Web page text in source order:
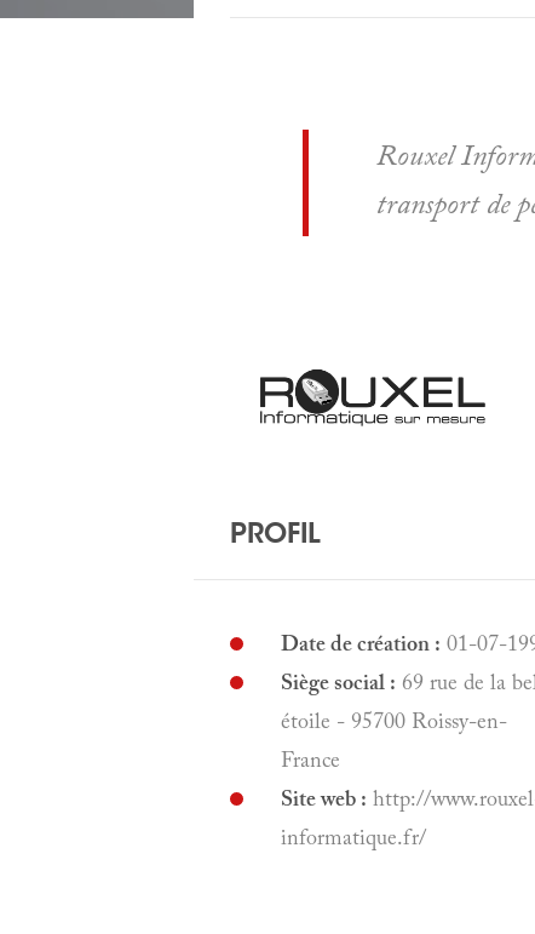
Rouxel
transport de
PROFIL
Date de création : 01-07-
Siège social : 69 rue de la
étoile - 95700 Roissy-en-
France
Site web : http://
informatique.fr/